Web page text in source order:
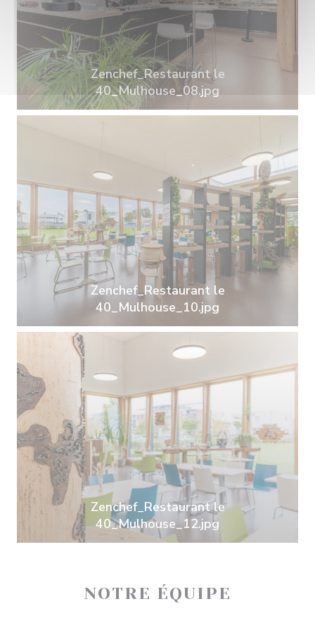
Zenchef_Restaurant le
40_Mulhouse_08.jpg
Zenchef_Restaurant le
40_Mulhouse_10.jpg
Zenchef_Restaurant le
40_Mulhouse_12.jpg
NOTRE ÉQUIPE